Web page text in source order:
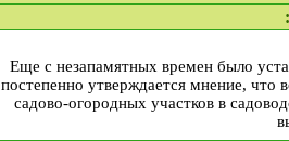
Еще с незапамятных времен было
постепенно утверждается мнение, что
садово-огородных участков в